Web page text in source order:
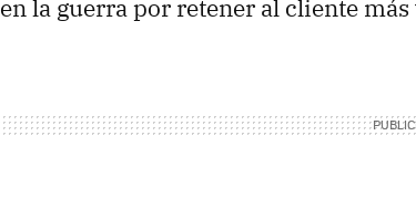
en la guerra por retener al cliente más